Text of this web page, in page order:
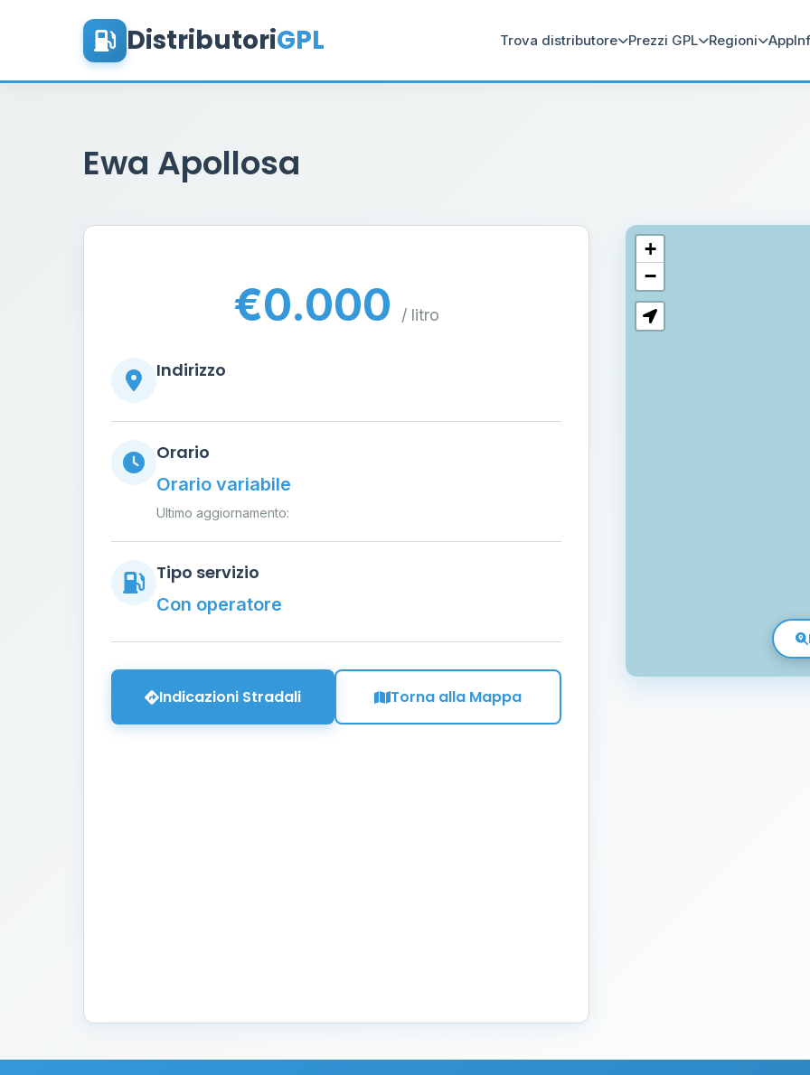
DistributoriGPL Trova distributore Prezzi GPL Regioni App
Ewa Apollosa
€0.000 / litro
Indirizzo
Orario
Orario variabile
Ultimo aggiornamento:
Tipo servizio
Con operatore
Indicazioni Stradali Torna alla Mappa
+
−